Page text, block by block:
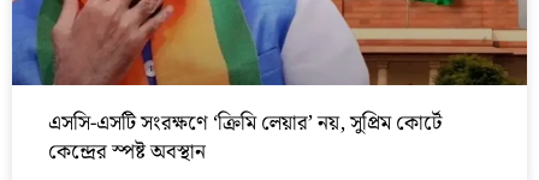
এসসি-এসটি সংরক্ষণে ‘ক্রিমি লেয়ার’ নয়, সুপ্রিম কোর্টে
কেন্দ্রের স্পষ্ট অবস্থান